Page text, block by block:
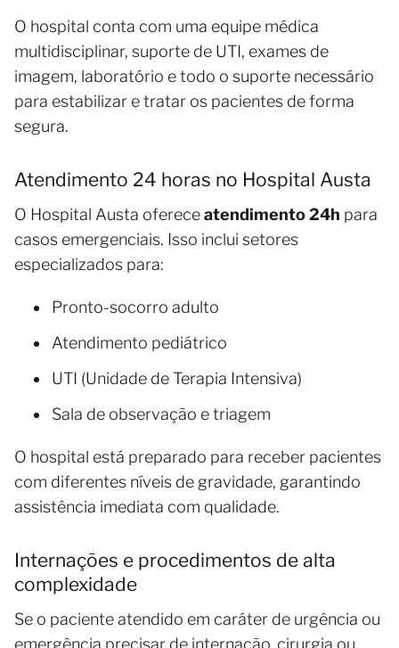
O hospital conta com uma equipe médica
multidisciplinar, suporte de UTI, exames de
imagem, laboratório e todo o suporte necessário
para estabilizar e tratar os pacientes de forma
segura.
Atendimento 24 horas no Hospital Austa
O Hospital Austa ofereceatendimento 24h para
casos emergenciais. Isso inclui setores
especializados para:
Pronto-socorro adulto
Atendimento pediátrico
UTI (Unidade de Terapia Intensiva)
Sala de observação e triagem
O hospital está preparado para receber pacientes
com diferentes níveis de gravidade, garantindo
assistência imediata com qualidade.
Internações e procedimentos de alta
complexidade
Se o paciente atendido em caráter de urgência ou
emergência precisar de internação, cirurgia ou